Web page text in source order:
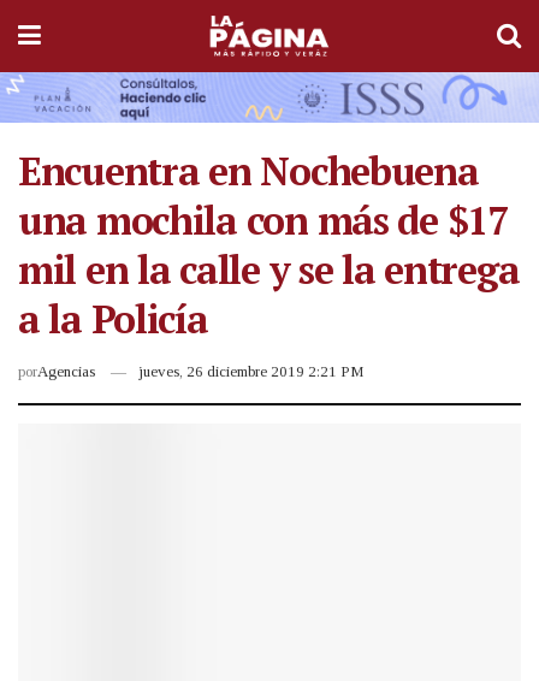
Encuentra en Nochebuena
una mochila con más de $17
mil en la calle y se la entrega
a la Policía
porAgencias jueves, 26 diciembre 2019 2:21 PM